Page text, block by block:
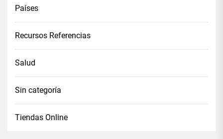
Países
Recursos Referencias
Salud
Sin categoría
Tiendas Online